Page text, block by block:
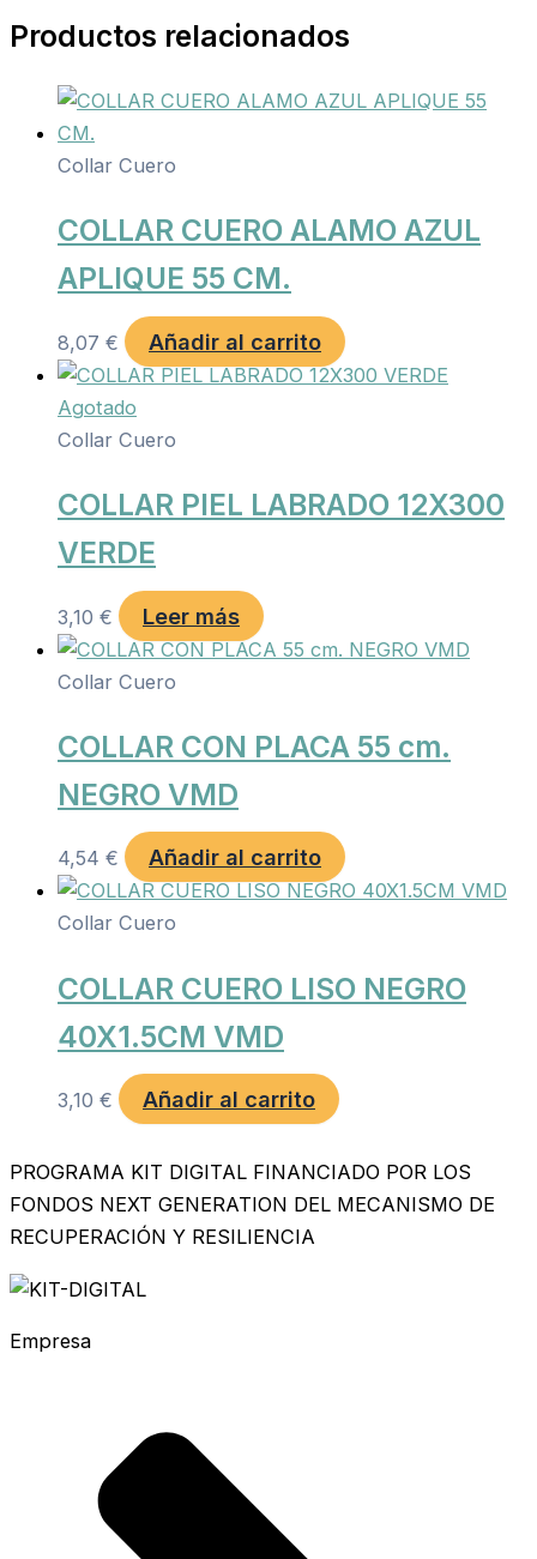
Productos relacionados
Collar Cuero
COLLAR CUERO ALAMO AZUL
APLIQUE 55 CM.
8,07 € Añadir al carrito
Agotado
Collar Cuero
COLLAR PIEL LABRADO 12X300
VERDE
3,10 € Leer más
Collar Cuero
COLLAR CON PLACA 55 cm.
NEGRO VMD
4,54 € Añadir al carrito
Collar Cuero
COLLAR CUERO LISO NEGRO
40X1.5CM VMD
3,10 € Añadir al carrito
PROGRAMA KIT DIGITAL FINANCIADO POR LOS
FONDOS NEXT GENERATION DEL MECANISMO DE
RECUPERACIÓN Y RESILIENCIA
Empresa